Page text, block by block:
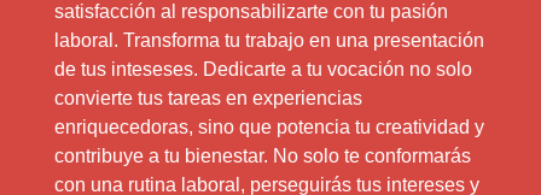
satisfacción al responsabilizarte con tu pasión
laboral. Transforma tu trabajo en una presentación
de tus inteseses. Dedicarte a tu vocación no solo
convierte tus tareas en experiencias
enriquecedoras, sino que potencia tu creatividad y
contribuye a tu bienestar. No solo te conformarás
con una rutina laboral, perseguirás tus intereses y